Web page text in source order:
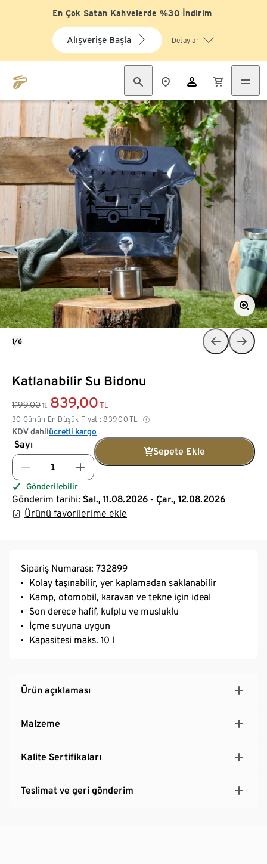
En Çok Satan Kahvelerde %30 İndirim
Alışverişe Başla Detaylar
Katlanabilir Su Bidonu
1.199,00 TL 839,00 TL
30 Günün En Düşük Fiyatı: 839,00 TL
KDV dahilücretli kargo
Sayı
Sepete Ekle
Gönderilebilir
Gönderim tarihi: Sal., 11.08.2026 - Çar., 12.08.2026
Ürünü favorilerime ekle
1/6
Sipariş Numarası: 732899
Kolay taşınabilir, yer kaplamadan saklanabilir
Kamp, otomobil, karavan ve tekne için ideal
Son derece hafif, kulplu ve musluklu
İçme suyuna uygun
Kapasitesi maks. 10 l
Ürün açıklaması
Malzeme
Kalite Sertifikaları
Teslimat ve geri gönderim